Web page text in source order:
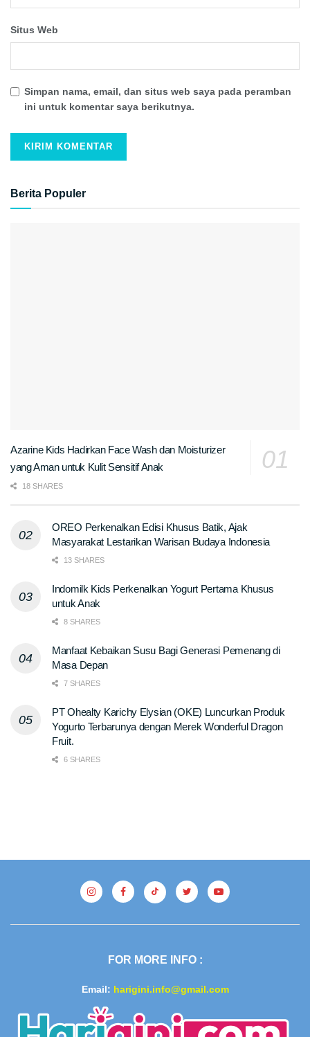
Situs Web
Simpan nama, email, dan situs web saya pada peramban
ini untuk komentar saya berikutnya.
Berita Populer
Azarine Kids Hadirkan Face Wash dan Moisturizer
yang Aman untuk Kulit Sensitif Anak
18 SHARES
OREO Perkenalkan Edisi Khusus Batik, Ajak
Masyarakat Lestarikan Warisan Budaya Indonesia
13 SHARES
Indomilk Kids Perkenalkan Yogurt Pertama Khusus
untuk Anak
8 SHARES
Manfaat Kebaikan Susu Bagi Generasi Pemenang di
Masa Depan
7 SHARES
PT Ohealty Karichy Elysian (OKE) Luncurkan Produk
Yogurto Terbarunya dengan Merek Wonderful Dragon
Fruit.
6 SHARES
FOR MORE INFO :
Email: harigini.info@gmail.com